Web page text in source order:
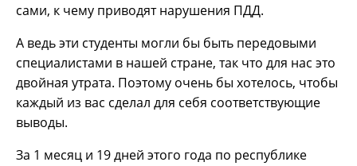
сами, к чему приводят нарушения ПДД.
А ведь эти студенты могли бы быть передовыми
специалистами в нашей стране, так что для нас это
двойная утрата. Поэтому очень бы хотелось, чтобы
каждый из вас сделал для себя соответствующие
выводы.
За 1 месяц и 19 дней этого года по республике